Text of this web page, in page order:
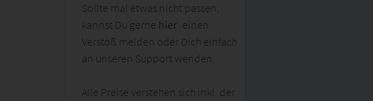
Sollte mal etwas nicht passen,
kannst Du gerne hier einen
Verstoß melden oder Dich einfach
an unseren Support wenden.
Alle Preise verstehen sich inkl. der